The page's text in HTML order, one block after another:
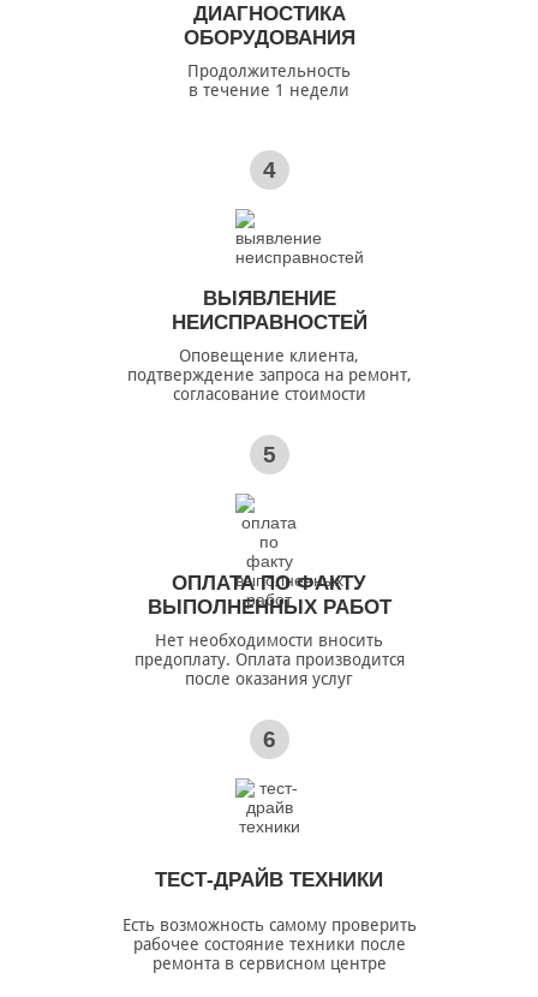
ДИАГНОСТИКА
ОБОРУДОВАНИЯ
Продолжительность
в течение 1 недели
4
ВЫЯВЛЕНИЕ
НЕИСПРАВНОСТЕЙ
Оповещение клиента,
подтверждение запроса на ремонт,
согласование стоимости
5
ОПЛАТА ПО ФАКТУ
ВЫПОЛНЕННЫХ РАБОТ
Нет необходимости вносить
предоплату. Оплата производится
после оказания услуг
6
ТЕСТ-ДРАЙВ ТЕХНИКИ
Есть возможность самому проверить
рабочее состояние техники после
ремонта в сервисном центре